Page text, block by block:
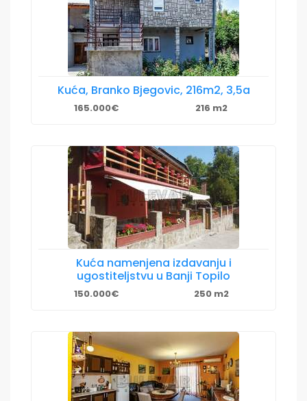
Kuća, Branko Bjegovic, 216m2, 3,5a
165.000€ 216 m2
Kuća namenjena izdavanju i
ugostiteljstvu u Banji Topilo
150.000€ 250 m2